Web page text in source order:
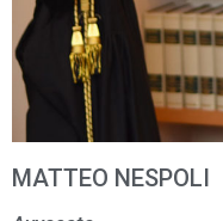
MATTEO NESPOLI